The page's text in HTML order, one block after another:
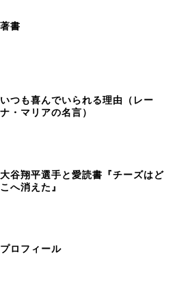
著書
いつも喜んでいられる理由（レー
ナ・マリアの名言）
大谷翔平選手と愛読書『チーズはど
こへ消えた』
プロフィール